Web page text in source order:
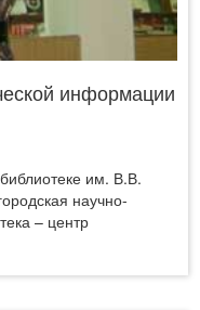
информации
им. В.В.
научно-
– центр